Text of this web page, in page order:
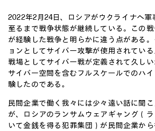
2022年2月24日、ロシアがウクライナへ軍
至るまで戦争状態が継続している。この
が経験した戦争と明らかに違う点がある
ョンとしてサイバー攻撃が使用されてい
戦場としてサイバー戦が定義されて久し
サイバー空間を含むフルスケールでのハ
験したのである。
民間企業で働く我々には少々遠い話に聞
が、ロシアのランサムウェアギャング（
いて金銭を得る犯罪集団）が民間企業か